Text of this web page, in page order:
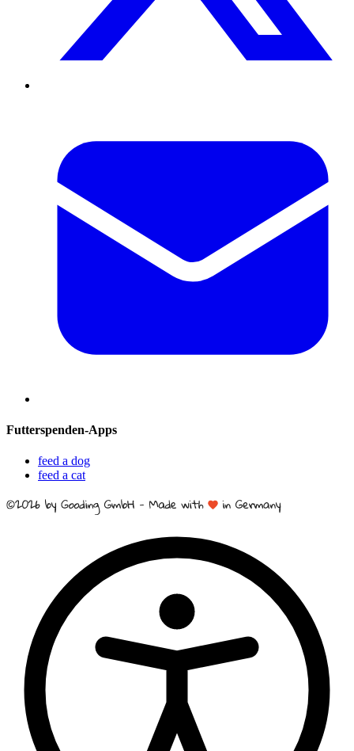
Futterspenden-Apps
feed a dog
feed a cat